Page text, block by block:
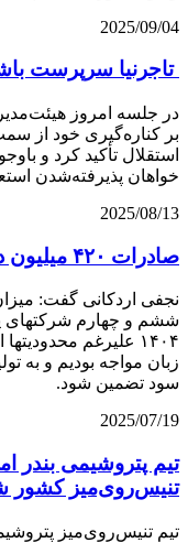
2025/09/04
تاجرنیا سرپرست
در جلسه امروز
بر کناره‌گیری خود از
استقلال تأکید کرد و
خواهان پذیرفته‌شدن
2025/08/13
صادرات ۴۲۰ میلیون دلاری جم در سال ۱۴۰۳
نجفی اردکانی گفت:
ششم و چهارم شرکتهای
۱۴۰۴ علیرغم
زبان مواجه بودیم و به
سود تضمین شود.
2025/07/19
تیم پتروشیمی بندر
تنیس‌روی‌میز کشور
تیم تنیس‌روی‌میز